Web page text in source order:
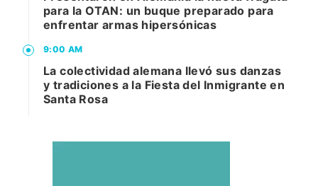
para la OTAN: un buque preparado para
enfrentar armas hipersónicas
9:00 AM
La colectividad alemana llevó sus danzas
y tradiciones a la Fiesta del Inmigrante en
Santa Rosa